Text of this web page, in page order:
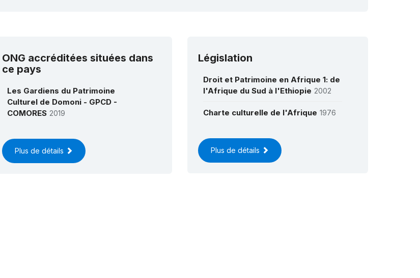
ONG accréditées situées dans
ce pays
Les Gardiens du Patrimoine
Culturel de Domoni - GPCD -
COMORES 2019
Plus de détails
Législation
Droit et Patrimoine en Afrique 1: de
l'Afrique du Sud à l'Ethiopie 2002
Charte culturelle de l'Afrique 1976
Plus de détails